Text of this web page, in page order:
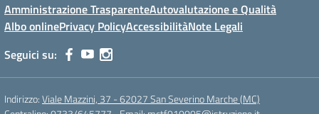
Amministrazione TrasparenteAutovalutazione e Qualità
Albo onlinePrivacy PolicyAccessibilitàNote Legali
Seguici su:
Indirizzo:Viale Mazzini, 37 - 62027 San Severino Marche (MC)